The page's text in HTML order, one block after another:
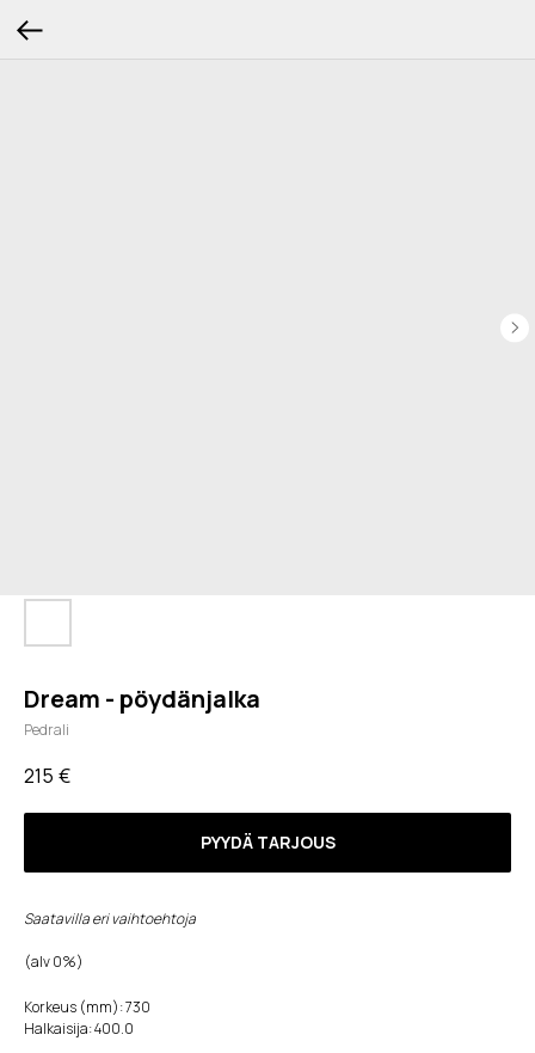
Dream - pöydänjalka
Pedrali
215 €
PYYDÄ TARJOUS
Saatavilla eri vaihtoehtoja
(alv 0%)
Korkeus (mm): 730
Halkaisija: 400.0